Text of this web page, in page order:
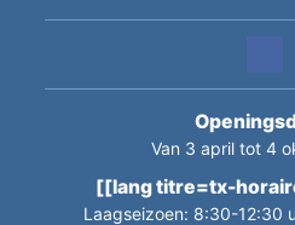
Van 3 april tot 4
[[lang titre=tx-
Laagseizoen: 8:30-12:30